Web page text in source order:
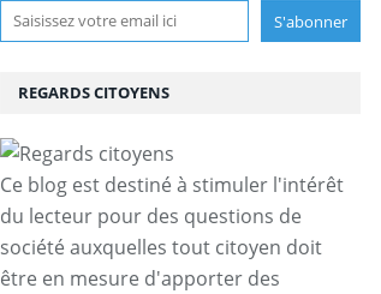
REGARDS CITOYENS
Ce blog est destiné à stimuler l'intérêt
du lecteur pour des questions de
société auxquelles tout citoyen doit
être en mesure d'apporter des